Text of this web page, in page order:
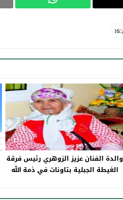
والدة الفنان عزيز الزوهري رئيس فرقة
الغيطة الجبلية بتاونات في ذمة الله